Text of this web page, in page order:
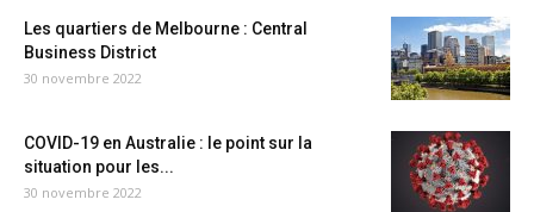
Les quartiers de Melbourne : Central
Business District
30 novembre 2022
COVID-19 en Australie : le point sur la
situation pour les...
30 novembre 2022